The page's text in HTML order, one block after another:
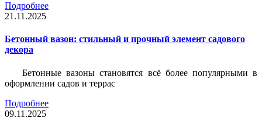
Подробнее
21.11.2025
Бетонный вазон: стильный и прочный элемент садового
декора
Бетонные вазоны становятся всё более популярными в
оформлении садов и террас
Подробнее
09.11.2025